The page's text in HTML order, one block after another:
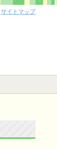
サイトマップ